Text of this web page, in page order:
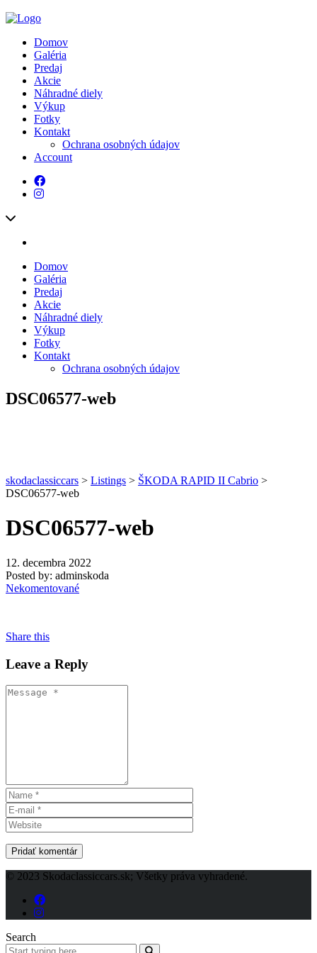
Domov
Galéria
Predaj
Akcie
Náhradné diely
Výkup
Fotky
Kontakt
Ochrana osobných údajov
Account
Domov
Galéria
Predaj
Akcie
Náhradné diely
Výkup
Fotky
Kontakt
Ochrana osobných údajov
DSC06577-web
skodaclassiccars > Listings > ŠKODA RAPID II Cabrio >
DSC06577-web
DSC06577-web
12. decembra 2022
Posted by: adminskoda
Nekomentované
Share this
Leave a Reply
© 2023 Skodaclassiccars.sk; Všetky práva vyhradené.
Search